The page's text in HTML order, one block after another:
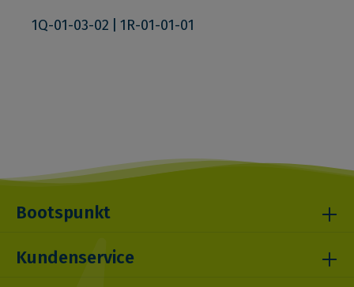
1Q-01-03-02 1R-01-01-01
Bootspunkt
Kundenservice